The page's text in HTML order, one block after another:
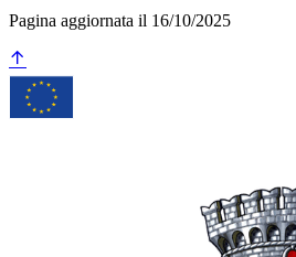
Pagina aggiornata il 16/10/2025